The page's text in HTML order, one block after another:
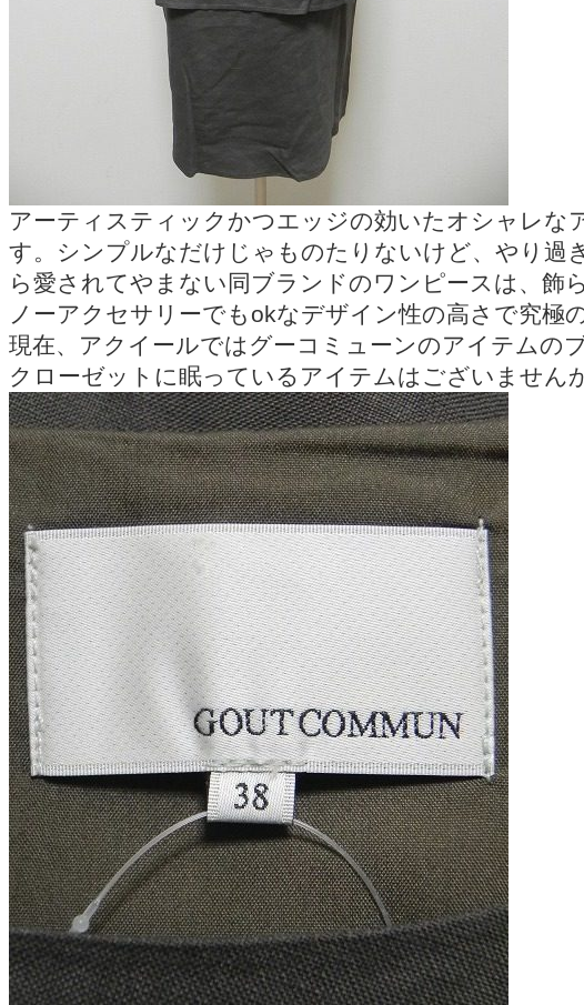
アーティスティックかつエッジの効いたオシャレ
す。シンプルなだけじゃものたりないけど、やり過
ら愛されてやまない同ブランドのワンピースは、飾
ノーアクセサリーでもokなデザイン性の高さで究極
現在、アクイールではグーコミューンのアイテムの
クローゼットに眠っているアイテムはございません